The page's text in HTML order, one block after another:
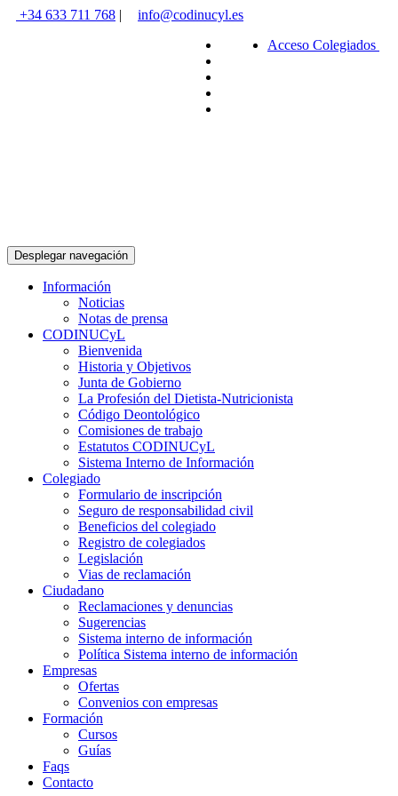
+34 633 711 768 |
info@codinucyl.es
Acceso Colegiados
Desplegar navegación
Información
Noticias
Notas de prensa
CODINUCyL
Bienvenida
Historia y Objetivos
Junta de Gobierno
La Profesión del Dietista-Nutricionista
Código Deontológico
Comisiones de trabajo
Estatutos CODINUCyL
Sistema Interno de Información
Colegiado
Formulario de inscripción
Seguro de responsabilidad civil
Beneficios del colegiado
Registro de colegiados
Legislación
Vias de reclamación
Ciudadano
Reclamaciones y denuncias
Sugerencias
Sistema interno de información
Política Sistema interno de información
Empresas
Ofertas
Convenios con empresas
Formación
Cursos
Guías
Faqs
Contacto